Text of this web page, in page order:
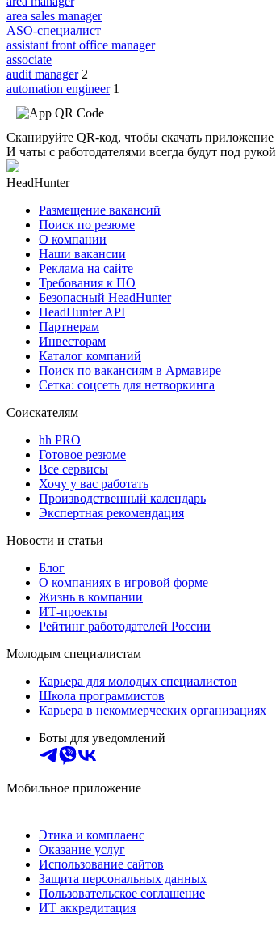
area sales manager
ASO-специалист
assistant front office manager
associate
audit manager 2
automation engineer 1
Сканируйте QR-код, чтобы скачать приложение
И чаты с работодателями всегда будут под рукой
HeadHunter
Размещение вакансий
Поиск по резюме
О компании
Наши вакансии
Реклама на сайте
Требования к ПО
Безопасный HeadHunter
HeadHunter API
Партнерам
Инвесторам
Каталог компаний
Поиск по вакансиям в Армавире
Сетка: соцсеть для нетворкинга
Соискателям
hh PRO
Готовое резюме
Все сервисы
Хочу у вас работать
Производственный календарь
Экспертная рекомендация
Новости и статьи
Блог
О компаниях в игровой форме
Жизнь в компании
ИТ-проекты
Рейтинг работодателей России
Молодым специалистам
Карьера для молодых специалистов
Школа программистов
Карьера в некоммерческих организациях
Боты для уведомлений
Мобильное приложение
Этика и комплаенс
Оказание услуг
Использование сайтов
Защита персональных данных
Пользовательское соглашение
ИТ аккредитация